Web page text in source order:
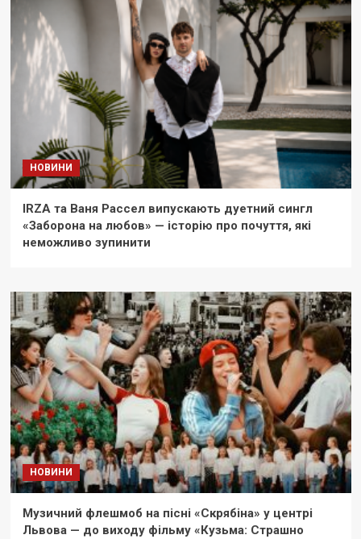
НОВИНИ
IRZA та Ваня Рассел випускають дуетний сингл
«Заборона на любов» — історію про почуття, які
неможливо зупинити
НОВИНИ
Музичний флешмоб на пісні «Скрябіна» у центрі
Львова — до виходу фільму «Кузьма: Страшно